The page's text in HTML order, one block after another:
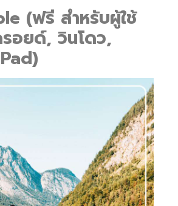
(ฟรี สำหรับผู้ใช้
อยด์, วินโดว,